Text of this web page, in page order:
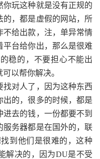
你玩这种就是没有正规的
的，都是虚假的网站，所
不给出款，注，单异常情
台给你出，那么是很难
稳的，不要担心不能出
以帮你解决。
找对人了，因为这种东西
的，很多的时候，都是
去的钱，一份都要不到
服务器都是在国外的，联
到他们是很难的，这种
解决的，因为DU是不受